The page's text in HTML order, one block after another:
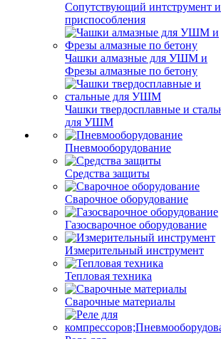
Сопутствующий интструмент и
приспособления
Чашки алмазные для УШМ и
Фрезы алмазные по бетону
Чашки твердосплавные и
для УШМ
Пневмооборудование
Средства защиты
Сварочное оборудование
Газосварочное оборудование
Измерительный инструмент
Тепловая техника
Сварочные материалы